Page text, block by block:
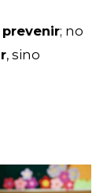
prevenir; no
, sino